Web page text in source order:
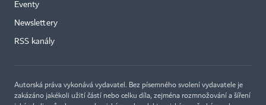
Eventy
Newslettery
RSS kanály
Autorská práva vykonává vydavatel. Bez písemného svolení vydavatele je
zakázáno jakékoli užití částí nebo celku díla, zejména rozmnožování a šíření